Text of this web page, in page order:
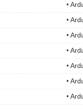
•
•
•
•
•
•
•